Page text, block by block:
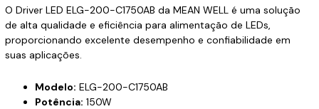
O Driver LED ELG-200-C1750AB da MEAN WELL é uma solução
de alta qualidade e eficiência para alimentação de LEDs,
proporcionando excelente desempenho e confiabilidade em
suas aplicações.
Modelo: ELG-200-C1750AB
Potência: 150W